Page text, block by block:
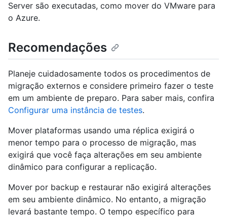
Server são executadas, como mover do VMware para
o Azure.
Recomendações
Planeje cuidadosamente todos os procedimentos de
migração externos e considere primeiro fazer o teste
em um ambiente de preparo. Para saber mais, confira
Configurar uma instância de testes.
Mover plataformas usando uma réplica exigirá o
menor tempo para o processo de migração, mas
exigirá que você faça alterações em seu ambiente
dinâmico para configurar a replicação.
Mover por backup e restaurar não exigirá alterações
em seu ambiente dinâmico. No entanto, a migração
levará bastante tempo. O tempo específico para